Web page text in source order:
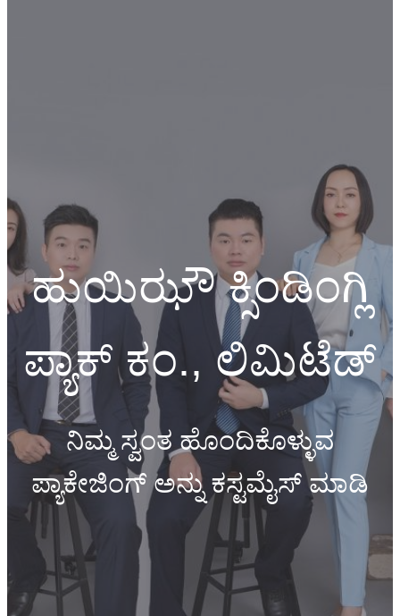
ಹುಯಿಝೌ ಕ್ಸಿಂಡಿಂಗ್ಲಿ
ಪ್ಯಾಕ್ ಕಂ., ಲಿಮಿಟೆಡ್
ನಿಮ್ಮ ಸ್ವಂತ ಹೊಂದಿಕೊಳ್ಳುವ
ಪ್ಯಾಕೇಜಿಂಗ್ ಅನ್ನು ಕಸ್ಟಮೈಸ್ ಮಾಡಿ